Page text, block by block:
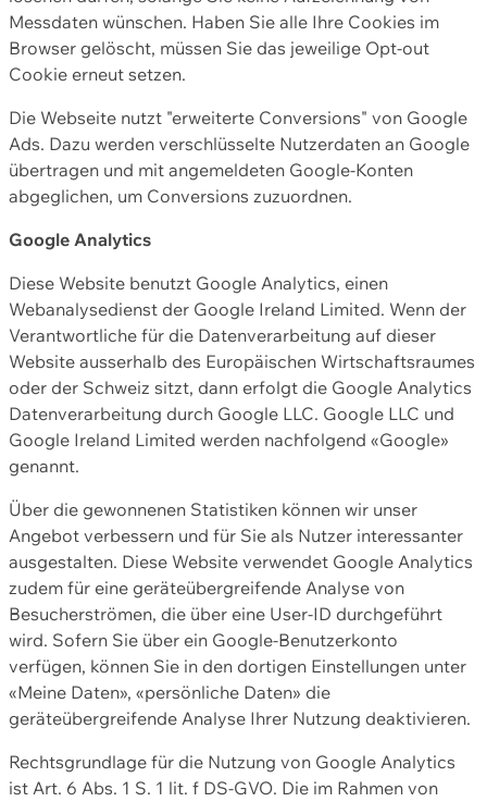
Messdaten wünschen. Haben Sie alle Ihre Cookies im
Browser gelöscht, müssen Sie das jeweilige Opt-out
Cookie erneut setzen.
Die Webseite nutzt "erweiterte Conversions" von Google
Ads. Dazu werden verschlüsselte Nutzerdaten an Google
übertragen und mit angemeldeten Google-Konten
abgeglichen, um Conversions zuzuordnen.
Google Analytics
Diese Website benutzt Google Analytics, einen
Webanalysedienst der Google Ireland Limited. Wenn der
Verantwortliche für die Datenverarbeitung auf dieser
Website ausserhalb des Europäischen Wirtschaftsraumes
oder der Schweiz sitzt, dann erfolgt die Google Analytics
Datenverarbeitung durch Google LLC. Google LLC und
Google Ireland Limited werden nachfolgend «Google»
genannt.
Über die gewonnenen Statistiken können wir unser
Angebot verbessern und für Sie als Nutzer interessanter
ausgestalten. Diese Website verwendet Google Analytics
zudem für eine geräteübergreifende Analyse von
Besucherströmen, die über eine User-ID durchgeführt
wird. Sofern Sie über ein Google-Benutzerkonto
verfügen, können Sie in den dortigen Einstellungen unter
«Meine Daten», «persönliche Daten» die
geräteübergreifende Analyse Ihrer Nutzung deaktivieren.
Rechtsgrundlage für die Nutzung von Google Analytics
ist Art. 6 Abs. 1 S. 1 lit. f DS-GVO. Die im Rahmen von